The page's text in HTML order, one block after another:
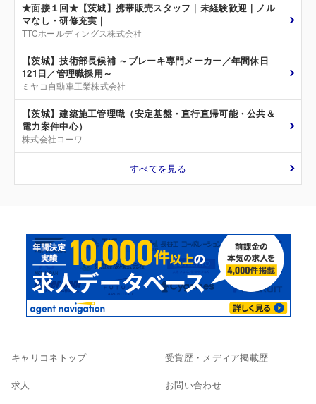
★面接１回★【茨城】携帯販売スタッフ｜未経験歓迎｜ノル
マなし・研修充実｜
TTCホールディングス株式会社
【茨城】技術部長候補 ～ブレーキ専門メーカー／年間休日
121日／管理職採用～
ミヤコ自動車工業株式会社
【茨城】建築施工管理職（安定基盤・直行直帰可能・公共＆
電力案件中心）
株式会社コーワ
すべてを見る
キャリコネトップ
求人
受賞歴・メディア掲載歴
お問い合わせ